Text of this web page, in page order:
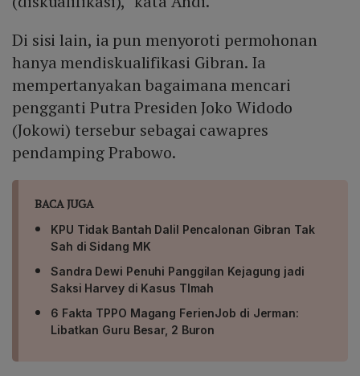
Hasan Hasbi; (8) Direktur Eksekutif Indo Barometer
Bekasi Gani Muhammad, Pj Bupati Wajo Andi Bataralifu,
Wakil Ketua Umum Golkar Ahmad Doli Kurnia Tanjung,
Suprianto, Abdul Wahid, dan Ketua DPD Golkar Jawa
Barat Ace Hasan Syadzily. Semua akan memberikan
keterangan sesuai bidang masing-masing untuk
mendukung posisi hukum Prabowo‑Gibran.
Di sisi lain, ia pun menyoroti permohonan
hanya mendiskualifikasi Gibran. Ia
mempertanyakan bagaimana mencari
pengganti Putra Presiden Joko Widodo
(Jokowi) tersebur sebagai cawapres
pendamping Prabowo.
BACA JUGA
KPU Tidak Bantah Dalil Pencalonan Gibran Tak
Sah di Sidang MK
Sandra Dewi Penuhi Panggilan Kejagung jadi
Saksi Harvey di Kasus TImah
6 Fakta TPPO Magang FerienJob di Jerman:
Libatkan Guru Besar, 2 Buron